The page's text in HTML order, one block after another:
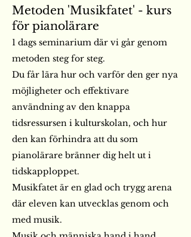
Metoden 'Musikfatet' - kurs
för pianolärare
1 dags seminarium där vi går genom
metoden steg for steg.
Du får lära hur och varför den ger nya
möjligheter och effektivare
användning av den knappa
tidsressursen i kulturskolan, och hur
den kan förhindra att du som
pianolärare bränner dig helt ut i
tidskapploppet.
Musikfatet är en glad och trygg arena
där eleven kan utvecklas genom och
med musik.